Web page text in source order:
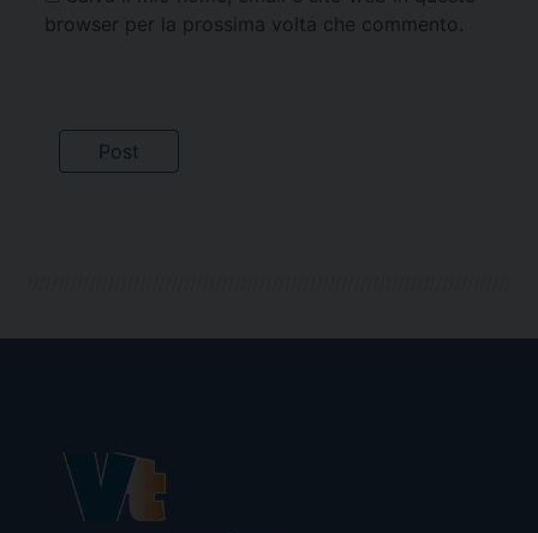
browser per la prossima volta che commento.